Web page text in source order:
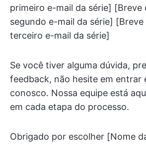
primeiro e-mail da série] [Breve
segundo e-mail da série]
terceiro e-mail da série]
Se você tiver alguma dúvida,
feedback, não hesite em entrar
conosco. Nossa equipe está
em cada etapa do processo.
Obrigado por escolher [Nome